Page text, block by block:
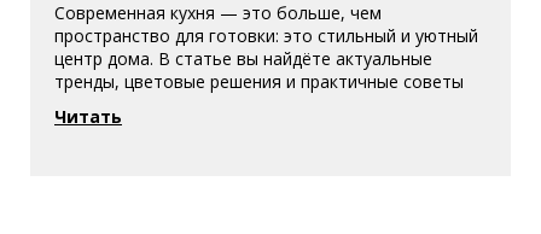
Современная кухня — это больше, чем
пространство для готовки: это стильный и уютный
центр дома. В статье вы найдёте актуальные
тренды, цветовые решения и практичные советы
Читать